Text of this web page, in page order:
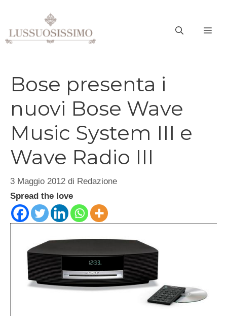
contenuto
Bose presenta i
nuovi Bose Wave
Music System III e
Wave Radio III
3 Maggio 2012 di Redazione
Spread the love